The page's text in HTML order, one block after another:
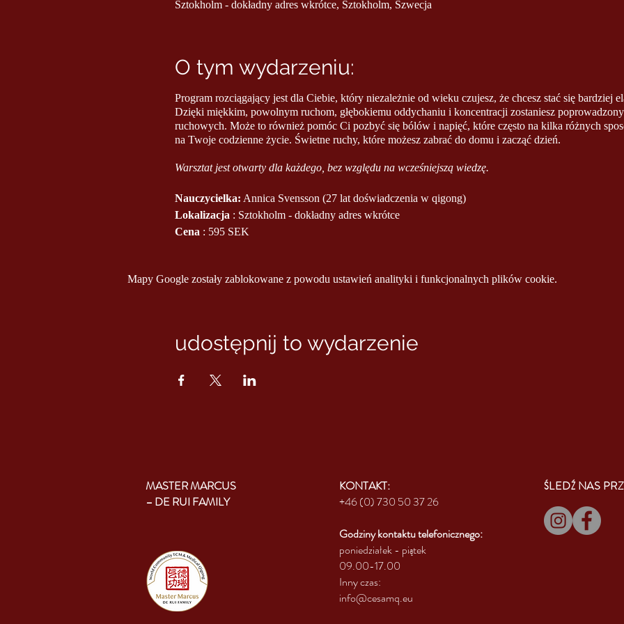
Sztokholm - dokładny adres wkrótce, Sztokholm, Szwecja
O tym wydarzeniu:
Program rozciągający jest dla Ciebie, który niezależnie od wieku czujesz, że chcesz stać się bardziej
Dzięki miękkim, powolnym ruchom, głębokiemu oddychaniu i koncentracji zostaniesz
ruchowych. Może to również pomóc Ci pozbyć się bólów i napięć, które często na kilka różnych
na Twoje codzienne życie. Świetne ruchy, które możesz zabrać do domu i zacząć dzień.
Warsztat jest otwarty dla każdego, bez względu na wcześniejszą wiedzę.
Nauczycielka: Annica Svensson (27 lat doświadczenia w qigong)
Lokalizacja : Sztokholm - dokładny adres wkrótce
Cena : 595 SEK
Mapy Google zostały zablokowane z powodu ustawień analityki i funkcjonalnych plików cookie.
udostępnij to wydarzenie
KONTAKT:
+46 (0) 730 50 37 26
Godziny kontaktutelefonicznego:
poniedziałek - piątek
09.00-17.00
Inny czas:
info@cesamq.eu
MASTER MARCUS
– DE RUI FAMILY
ŚLEDŹ NAS